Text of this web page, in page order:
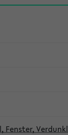
Fenster,